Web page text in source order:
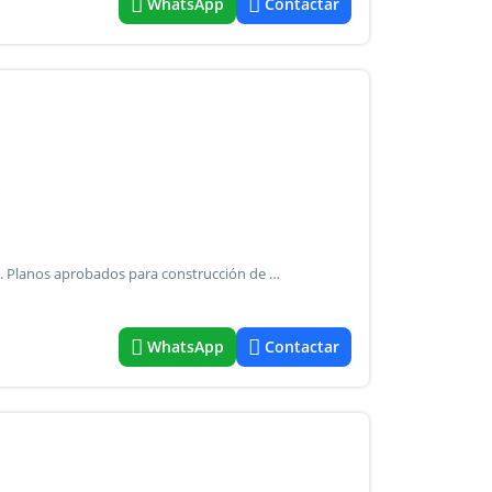
Terreno de 400 mts cuadrados, 20 x 20 aproximadamente. Planos aprobados para construcción de galpón en el total de su superficie.
WhatsApp Contactar